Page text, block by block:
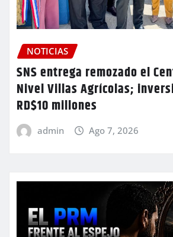
NOTICIAS
SNS entrega remozado el
Nivel Villas Agrícolas;
RD$10 millones
admin Ago 7, 2026